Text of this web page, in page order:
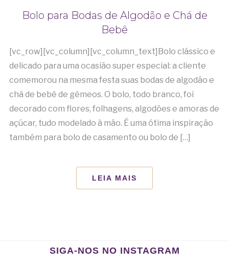
Bolo para Bodas de Algodão e Chá de
Bebê
[vc_row][vc_column][vc_column_text]Bolo clássico e
delicado para uma ocasião super especial: a cliente
comemorou na mesma festa suas bodas de algodão e
chá de bebê de gêmeos. O bolo, todo branco, foi
decorado com flores, folhagens, algodões e amoras de
açúcar, tudo modelado à mão. É uma ótima inspiração
também para bolo de casamento ou bolo de […]
LEIA MAIS
SIGA-NOS NO INSTAGRAM